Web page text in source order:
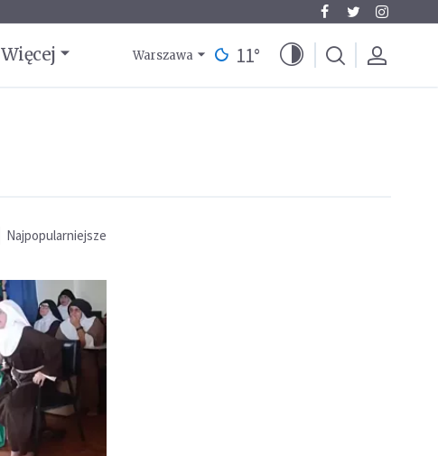
Więcej Warszawa 11°
Najpopularniejsze